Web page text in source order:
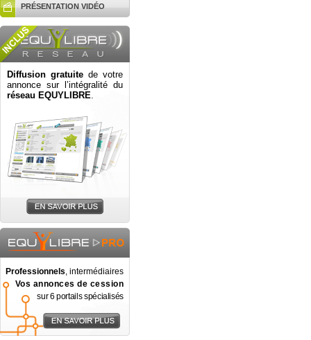
PRÉSENTATION VIDÉO
Diffusion gratuite de votre
annonce sur l’intégralité du
réseau EQUYLIBRE.
Professionnels, intermédiaires
Vos annonces de cession
sur 6 portails spécialisés